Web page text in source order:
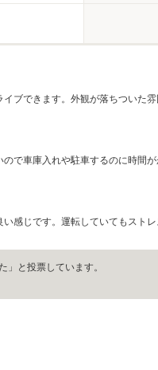
ブできます。外観が落ちついた雰
で車庫入れや駐車するのに時間が
感じです。運転していてもストレ
」と投票しています。